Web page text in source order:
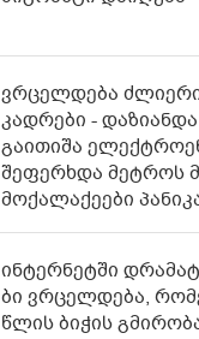
ვრცელდება ძლიერი
კადრები -
გაითიშა
შეფერხდა მეტროს
მოქალაქეები
ინ­ტერ­ნეტ­ში
ბი ვრცელდება,
წლის ბიჭის